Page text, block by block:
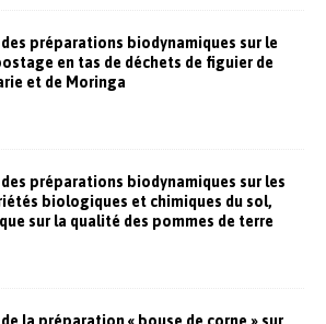
préparations biodynamiques sur le
en tas de déchets de figuier de
et de Moringa
préparations biodynamiques sur les
biologiques et chimiques du sol,
sur la qualité des pommes de terre